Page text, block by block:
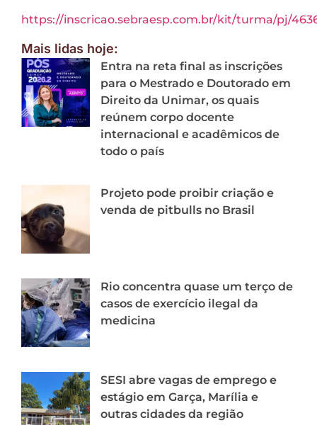
https://inscricao.sebraesp.com.br/kit/turma/pj/
Mais lidas hoje:
Entra na reta final as inscrições
para o Mestrado e Doutorado em
Direito da Unimar, os quais
reúnem corpo docente
internacional e acadêmicos de
todo o país
Projeto pode proibir criação e
venda de pitbulls no Brasil
Rio concentra quase um terço de
casos de exercício ilegal da
medicina
SESI abre vagas de emprego e
estágio em Garça, Marília e
outras cidades da região